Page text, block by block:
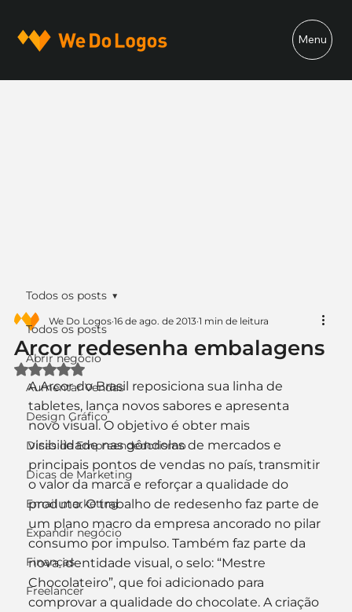
Menu
Todos os posts
Abrir negócio
Aumentar Vendas
Design Gráfico
Dicas de Empreendedorismo
Dicas de Marketing
Email marketing
Expandir negócio
Finanças
Freelancer
Todos os posts
Arcor redesenha embalagens
We Do Logos 16 de ago. de 2013 1 min de leitura
Avaliado com NaN de 5 estrelas.
A Arcor do Brasil reposiciona sua linha de
tabletes, lança novos sabores e apresenta
novo visual. O objetivo é obter mais
visibilidade nas gôndolas de mercados e
principais pontos de vendas no país, transmitir
o valor da marca e reforçar a qualidade do
produto. O trabalho de redesenho faz parte de
um plano macro da empresa ancorado no pilar
consumo por impulso. Também faz parte da
nova identidade visual, o selo: “Mestre
Chocolateiro”, que foi adicionado para
comprovar a qualidade do chocolate. A criação